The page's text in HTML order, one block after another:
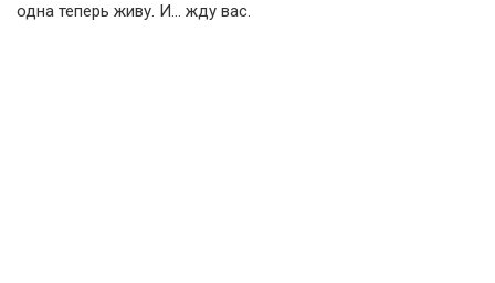
одна теперь живу. И… жду вас.